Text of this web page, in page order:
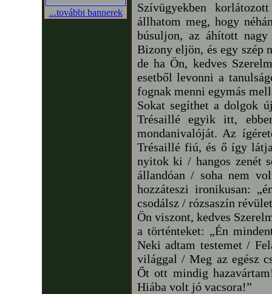
...további bannerek
Szívügyekben
állhatom meg, hogy
búsuljon, az áhított
Bizony eljön, és egy szép
de ha Ön, kedves
esetből levonni a
fognak menni egymás
Sokat segíthet a dolgok
Trésaillé egyik itt,
mondanivalóját. Az
Trésaillé fiú, és ő így
nyitok ki / hangos zenét
állandóan / soha nem
hozzáteszi ironikusan:
csodálsz / rózsaszín
Ön viszont, kedves
a történteket: „Én
Neki adtam testemet /
világgal / Meg az egész
Őt ott mindig
Hiába volt jó vacsora!”